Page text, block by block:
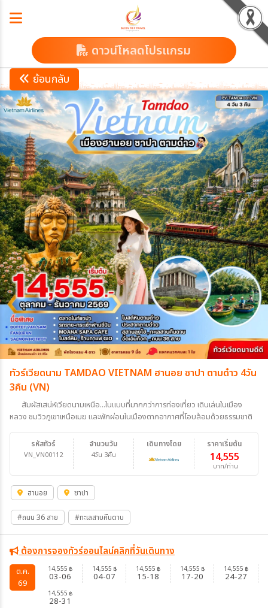
ดาวน์โหลดโปรแกรม
ย้อนกลับ
ทัวร์เวียดนาม TAMDAO VIETNAM ฮานอย ซาปา ตามด๋าว 4วัน
3คืน (VN)
สัมผัสเสน่ห์เวียดนามเหนือ...ในแบบที่มากกว่าการท่องเที่ยว เดินเล่นในเมือง
หลวง ชมวิวภูเขาเหนือเมฆ และพักผ่อนในเมืองตากอากาศที่โอบล้อมด้วยธรรมชาติ
รหัสทัวร์
VN_VN00112
จำนวนวัน
4วัน 3คืน
ราคาเริ่มต้น
14,555
บาท/ท่าน
เดินทางโดย
ฮานอย ซาปา
#ถนน 36 สาย #ทะเลสาบคืนดาบ
ต้องการจองทัวร์ออนไลน์คลิกที่วันเดินทาง
ต.ค.
69
14,555 ฿
03-06
14,555 ฿
04-07
14,555 ฿
15-18
14,555 ฿
17-20
14,555 ฿
24-27
14,555 ฿
28-31